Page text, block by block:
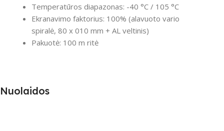
Temperatūros diapazonas: -40 °C / 105 °C
Ekranavimo faktorius: 100% (alavuoto vario
spiralė, 80 x 010 mm + AL veltinis)
Pakuotė: 100 m ritė
Nuolaidos